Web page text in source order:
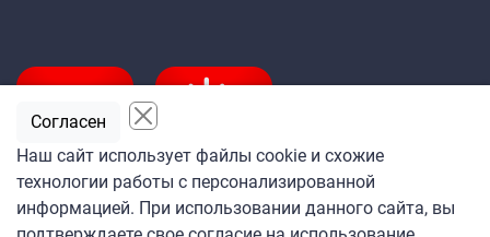
Подпишитесь
на ежедневную рассылку
Наш сайт использует файлы cookie и схожие
технологии работы с персонализированной
информацией. При использовании данного сайта, вы
Согласен